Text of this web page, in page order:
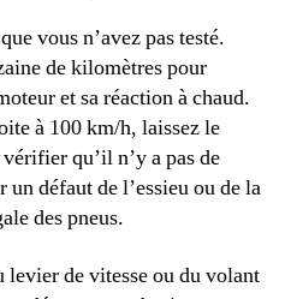
vous n’avez pas testé.
de kilomètres pour
et sa réaction à chaud.
à 100 km/h, laissez le
qu’il n’y a pas de
défaut de l’essieu ou de la
des pneus.
de vitesse ou du volant